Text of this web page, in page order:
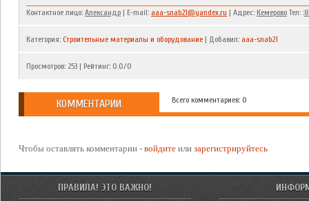
Контактное лицо: Александр | E-mail: aaa-snab21@yandex.ru | Адрес: Кемерово Тел: :
Категория: Строительные материалы и оборудование | Добавил: aaa-snab21
Просмотров: 253 | Рейтинг: 0.0/0
КОММЕНТАРИИ Всего комментариев: 0
Чтобы оставлять комментарии - войдите или зарегистрируйтесь
ПРАВИЛА! ЭТО ВАЖНО!